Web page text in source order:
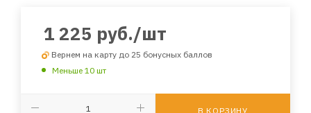
1 225 руб./шт
Вернем на карту до 25 бонусных баллов
Меньше 10 шт
В КОРЗИНУ